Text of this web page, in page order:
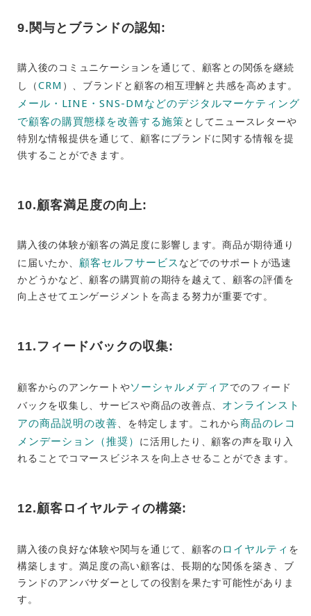
9.関与とブランドの認知:
購入後のコミュニケーションを通じて、顧客との関係を継続
し（CRM ）、ブランドと顧客の相互理解と共感を高めます。
メール・LINE・SNS-DMなどのデジタルマーケティング
で顧客の購買態様を改善する施策としてニュースレターや
特別な情報提供を通じて、顧客にブランドに関する情報を提
供することができます。
10.顧客満足度の向上:
購入後の体験が顧客の満足度に影響します。商品が期待通り
に届いたか、 顧客セルフサービス などでのサポートが迅速
かどうかなど、顧客の購買前の期待を越えて、顧客の評価を
向上させてエンゲージメントを高まる努力が重要です。
11.フィードバックの収集:
顧客からのアンケートやソーシャルメディアでのフィード
バックを収集し、サービスや商品の改善点、 オンラインスト
アの商品説明の改善、を特定します。これから商品のレコ
メンデーション（推奨） に活用したり、顧客の声を取り入
れることでコマースビジネスを向上させることができます。
12.顧客ロイヤルティの構築:
購入後の良好な体験や関与を通じて、顧客のロイヤルティ を
構築します。満足度の高い顧客は、長期的な関係を築き、ブ
ランドのアンバサダーとしての役割を果たす可能性がありま
す。